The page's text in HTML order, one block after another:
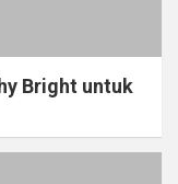
Bright untuk